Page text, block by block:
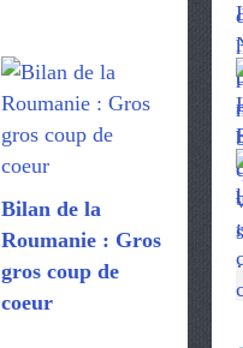
Bilan de la
Roumanie : Gros
gros coup de
coeur